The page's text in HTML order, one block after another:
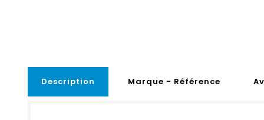
Description Marque - Référence